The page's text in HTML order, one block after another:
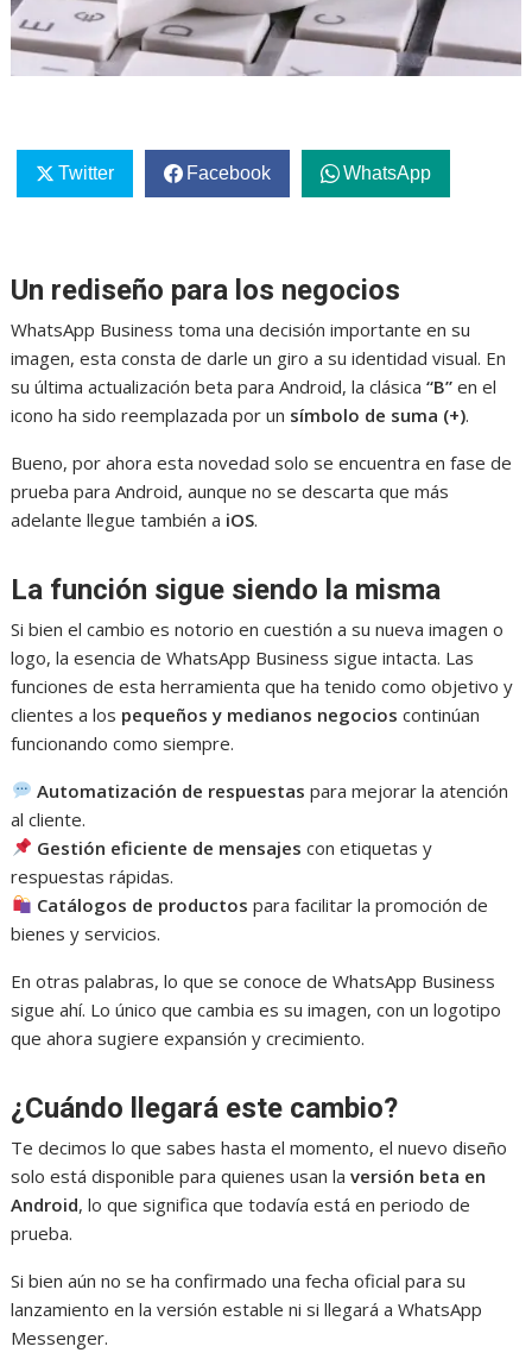
Twitter Facebook WhatsApp
Un rediseño para los negocios
WhatsApp Business toma una decisión importante en su
imagen, esta consta de darle un giro a su identidad visual. En
su última actualización beta para Android, la clásica“B” en el
icono ha sido reemplazada por un símbolo de suma (+).
Bueno, por ahora esta novedad solo se encuentra en fase de
prueba para Android, aunque no se descarta que más
adelante llegue también a iOS.
La función sigue siendo la misma
Si bien el cambio es notorio en cuestión a su nueva imagen o
logo, la esencia de WhatsApp Business sigue intacta. Las
funciones de esta herramienta que ha tenido como objetivo y
clientes a los pequeños y medianos negocios continúan
funcionando como siempre.
Automatización de respuestas para mejorar la atención
al cliente.
Gestión eficiente de mensajes con etiquetas y
respuestas rápidas.
Catálogos de productos para facilitar la promoción de
bienes y servicios.
En otras palabras, lo que se conoce de WhatsApp Business
sigue ahí. Lo único que cambia es su imagen, con un logotipo
que ahora sugiere expansión y crecimiento.
¿Cuándo llegará este cambio?
Te decimos lo que sabes hasta el momento, el nuevo diseño
solo está disponible para quienes usan laversión beta en
Android, lo que significa que todavía está en periodo de
prueba.
Si bien aún no se ha confirmado una fecha oficial para su
lanzamiento en la versión estable ni si llegará a WhatsApp
Messenger.